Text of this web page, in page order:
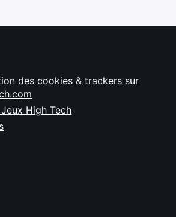
des cookies & trackers sur
High Tech